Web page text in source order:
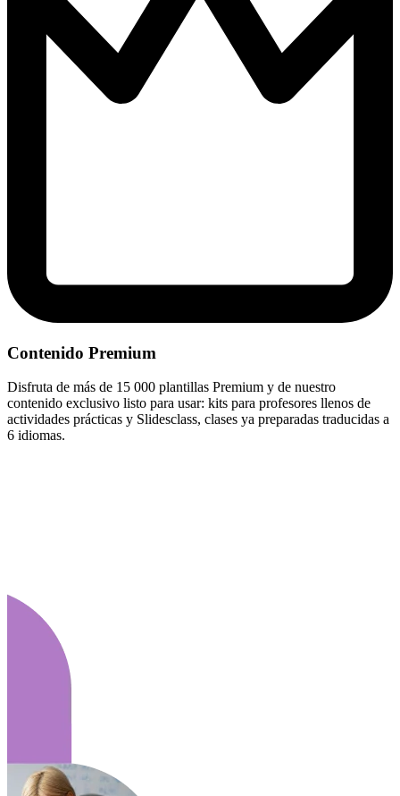
Contenido Premium
Disfruta de más de 15 000 plantillas Premium y de nuestro
contenido exclusivo listo para usar: kits para profesores llenos de
actividades prácticas y Slidesclass, clases ya preparadas traducidas a
6 idiomas.